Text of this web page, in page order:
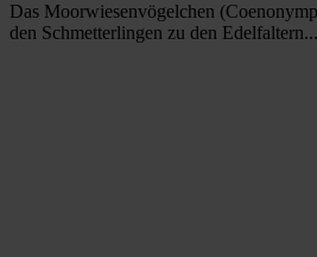
Das Moorwiesenvögelchen
den Schmetterlingen zu den Edelfaltern...